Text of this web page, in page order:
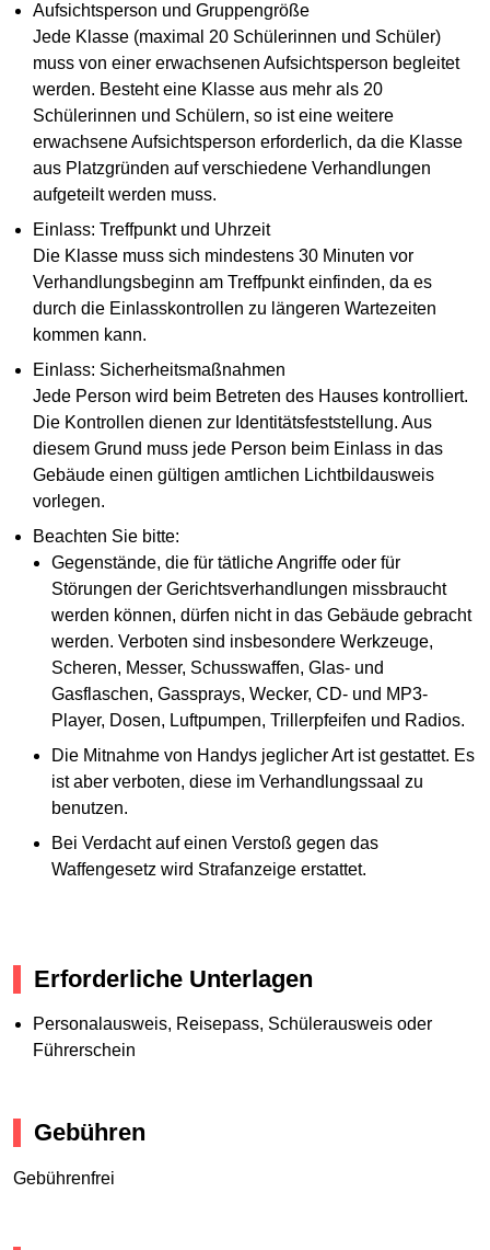
Aufsichtsperson und Gruppengröße
Jede Klasse (maximal 20 Schülerinnen und Schüler)
muss von einer erwachsenen Aufsichtsperson begleitet
werden. Besteht eine Klasse aus mehr als 20
Schülerinnen und Schülern, so ist eine weitere
erwachsene Aufsichtsperson erforderlich, da die Klasse
aus Platzgründen auf verschiedene Verhandlungen
aufgeteilt werden muss.
Einlass: Treffpunkt und Uhrzeit
Die Klasse muss sich mindestens 30 Minuten vor
Verhandlungsbeginn am Treffpunkt einfinden, da es
durch die Einlasskontrollen zu längeren Wartezeiten
kommen kann.
Einlass: Sicherheitsmaßnahmen
Jede Person wird beim Betreten des Hauses kontrolliert.
Die Kontrollen dienen zur Identitätsfeststellung. Aus
diesem Grund muss jede Person beim Einlass in das
Gebäude einen gültigen amtlichen Lichtbildausweis
vorlegen.
Beachten Sie bitte:
Gegenstände, die für tätliche Angriffe oder für
Störungen der Gerichtsverhandlungen missbraucht
werden können, dürfen nicht in das Gebäude gebracht
werden. Verboten sind insbesondere Werkzeuge,
Scheren, Messer, Schusswaffen, Glas- und
Gasflaschen, Gassprays, Wecker, CD- und MP3-
Player, Dosen, Luftpumpen, Trillerpfeifen und Radios.
Die Mitnahme von Handys jeglicher Art ist gestattet. Es
ist aber verboten, diese im Verhandlungssaal zu
benutzen.
Bei Verdacht auf einen Verstoß gegen das
Waffengesetz wird Strafanzeige erstattet.
Erforderliche Unterlagen
Personalausweis, Reisepass, Schülerausweis oder
Führerschein
Gebühren
Gebührenfrei